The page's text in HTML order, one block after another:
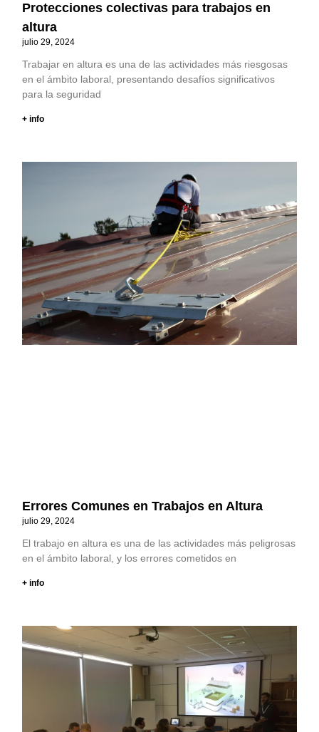
Protecciones colectivas para trabajos en
altura
julio 29, 2024
Trabajar en altura es una de las actividades más riesgosas
en el ámbito laboral, presentando desafíos significativos
para la seguridad
+ info
Errores Comunes en Trabajos en Altura
julio 29, 2024
El trabajo en altura es una de las actividades más peligrosas
en el ámbito laboral, y los errores cometidos en
+ info